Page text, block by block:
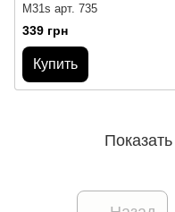
M31s арт. 735
339 грн
Купить